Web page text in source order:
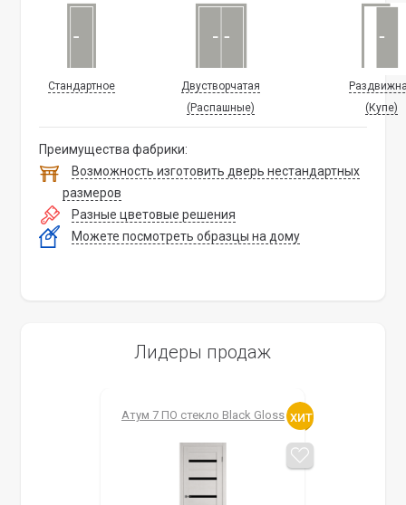
Стандартное
Двустворчатая
(Распашные)
(Купе)
Преимущества фабрики:
Возможность изготовить дверь нестандартных
размеров
Разные цветовые решения
Можете посмотреть образцы на дому
Лидеры продаж
Атум 7 ПО стекло Black Gloss